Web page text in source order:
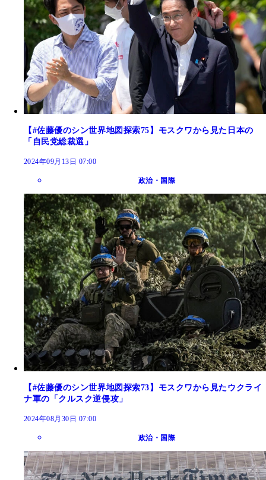
【#佐藤優のシン世界地図探索75】モスクワから見た日本の
「自民党総裁選」
2024年09月13日 07:00
政治・国際
【#佐藤優のシン世界地図探索73】モスクワから見たウクライ
ナ軍の「クルスク逆侵攻」
2024年08月30日 07:00
政治・国際